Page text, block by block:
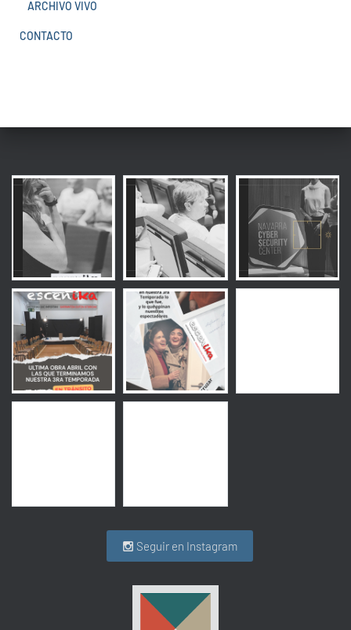
ARCHIVO VIVO
CONTACTO
Seguir en Instagram